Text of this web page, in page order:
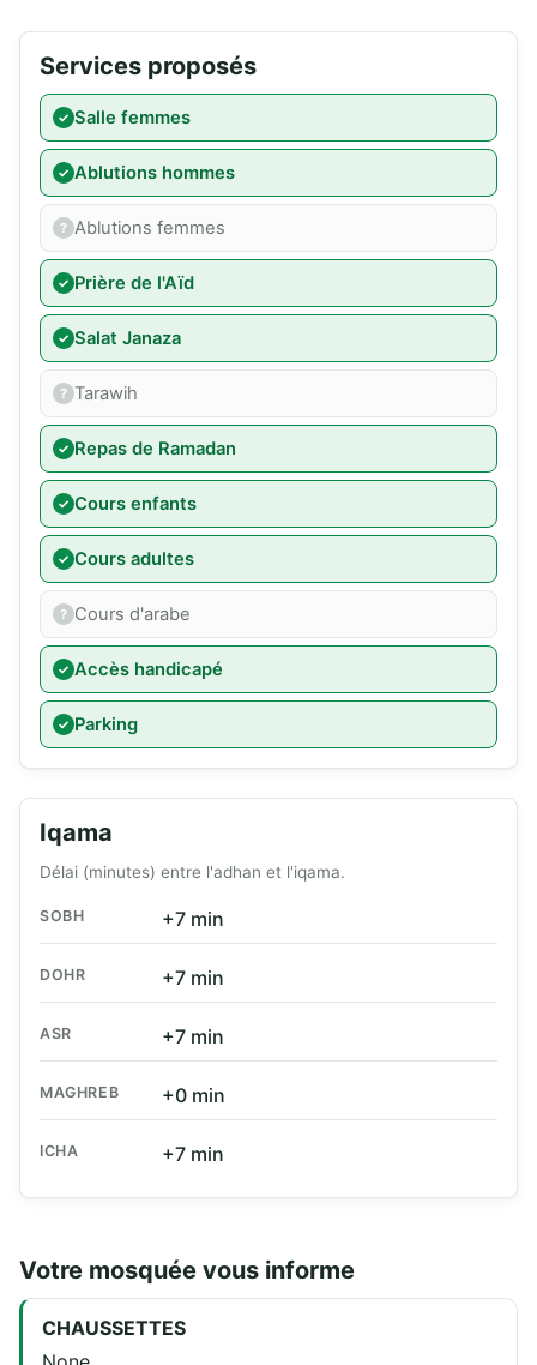
Services proposés
Salle femmes
Ablutions hommes
Ablutions femmes
Prière de l'Aïd
Salat Janaza
Tarawih
Repas de Ramadan
Cours enfants
Cours adultes
Cours d'arabe
Accès handicapé
Parking
Iqama
Délai (minutes) entre l'adhan et l'iqama.
SOBH +7 min
DOHR +7 min
ASR +7 min
MAGHREB +0 min
ICHA +7 min
Votre mosquée vous informe
CHAUSSETTES